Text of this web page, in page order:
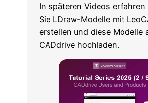
In späteren Videos erfahren
Sie LDraw-Modelle mit
erstellen und diese Modelle
CADdrive hochladen.